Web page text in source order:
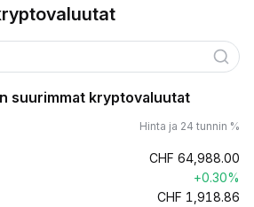
suurimmat kryptovaluutat
Hinta ja 24 tunnin %
CHF 64,988.00
+0.30%
CHF 1,918.86